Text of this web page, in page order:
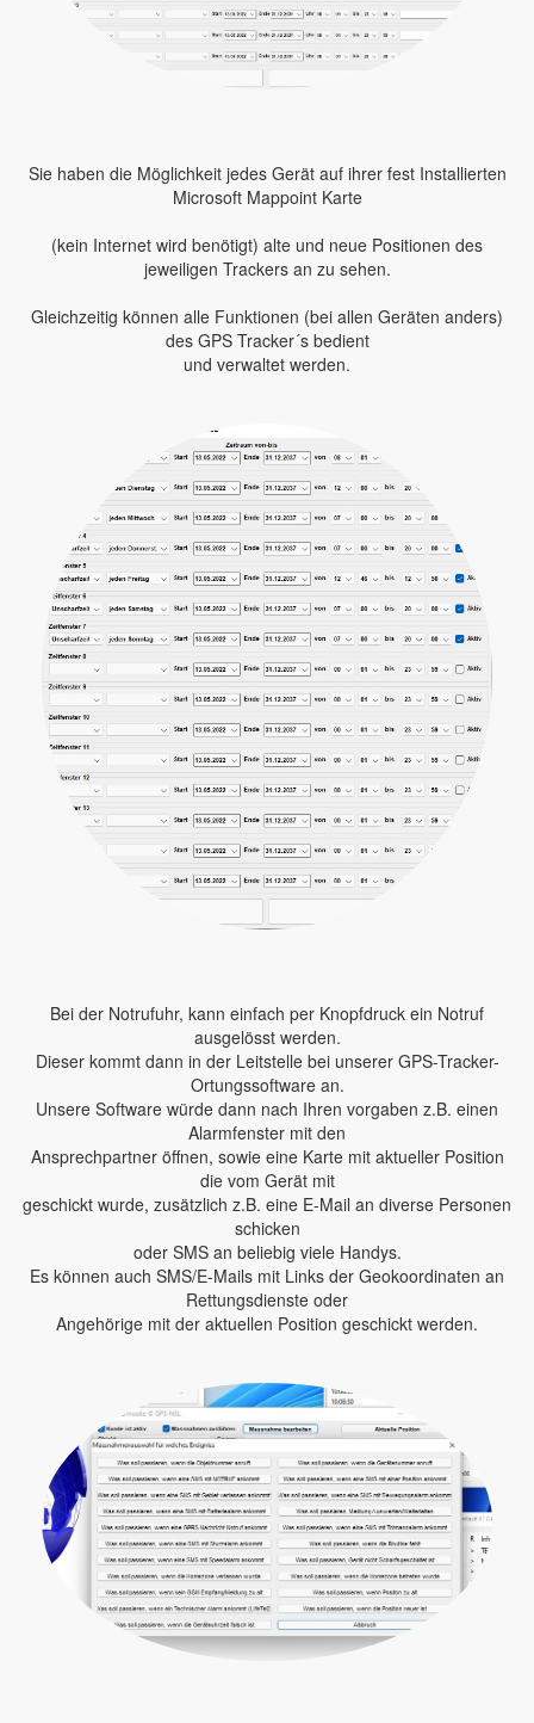
Sie haben die Möglichkeit jedes Gerät auf ihrer fest Installierten
Microsoft Mappoint Karte
(kein Internet wird benötigt) alte und neue Positionen des
jeweiligen Trackers an zu sehen.
Gleichzeitig können alle Funktionen (bei allen Geräten anders)
des GPS Tracker´s bedient
und verwaltet werden.
Bei der Notrufuhr, kann einfach per Knopfdruck ein Notruf
ausgelösst werden.
Dieser kommt dann in der Leitstelle bei unserer GPS-Tracker-
Ortungssoftware an.
Unsere Software würde dann nach Ihren vorgaben z.B. einen
Alarmfenster mit den
Ansprechpartner öffnen, sowie eine Karte mit aktueller Position
die vom Gerät mit
geschickt wurde, zusätzlich z.B. eine E-Mail an diverse Personen
schicken
oder SMS an beliebig viele Handys.
Es können auch SMS/E-Mails mit Links der Geokoordinaten an
Rettungsdienste oder
Angehörige mit der aktuellen Position geschickt werden.